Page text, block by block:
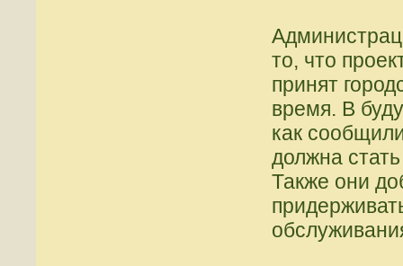
то, что
принят
время. В
как
должна
Также они